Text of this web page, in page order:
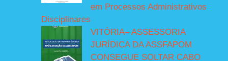
em Processos Administrativos
Disciplinares
VITÓRIA– ASSESSORIA
JURÍDICA DA ASSFAPOM
CONSEGUE SOLTAR CABO